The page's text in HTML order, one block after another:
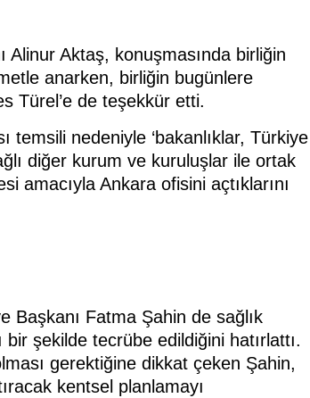
Alinur Aktaş, konuşmasında birliğin
anarken, birliğin bugünlere
Türel’e de teşekkür etti.
temsili nedeniyle ‘bakanlıklar, Türkiye
diğer kurum ve kuruluşlar ile ortak
amacıyla Ankara ofisini açtıklarını
Başkanı Fatma Şahin de sağlık
şekilde tecrübe edildiğini hatırlattı.
gerektiğine dikkat çeken Şahin,
kentsel planlamayı